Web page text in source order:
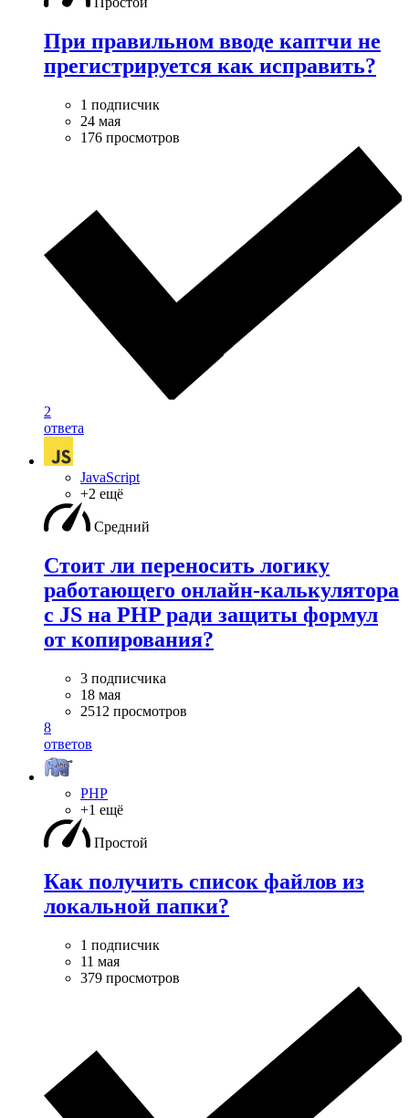
При правильном вводе каптчи не
прегистрируется как исправить?
1 подписчик
24 мая
176 просмотров
2
ответа
JavaScript
+2 ещё
Средний
Стоит ли переносить логику
работающего онлайн-калькулятора
с JS на PHP ради защиты формул
от копирования?
3 подписчика
18 мая
2512 просмотров
8
ответов
PHP
+1 ещё
Простой
Как получить список файлов из
локальной папки?
1 подписчик
11 мая
379 просмотров